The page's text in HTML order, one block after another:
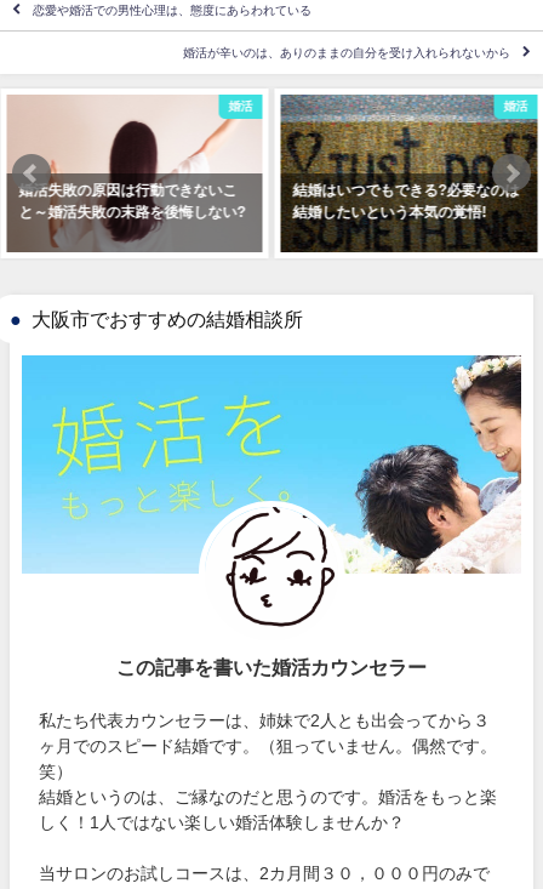
恋愛や婚活での男性心理は、態度にあらわれている
婚活が辛いのは、ありのままの自分を受け入れられないから
婚活
結婚はいつでもできる?必要なのは
結婚したいという本気の覚悟!
婚活
30代女性の婚活は厳しい!と感じた
時の正しい婚活パーティーの選び
方
大阪市でおすすめの結婚相談所
この記事を書いた婚活カウンセラー
私たち代表カウンセラーは、姉妹で2人とも出会ってから３
ヶ月でのスピード結婚です。（狙っていません。偶然です。
笑）
結婚というのは、ご縁なのだと思うのです。婚活をもっと楽
しく！1人ではない楽しい婚活体験しませんか？
当サロンのお試しコースは、2カ月間３０，０００円のみで